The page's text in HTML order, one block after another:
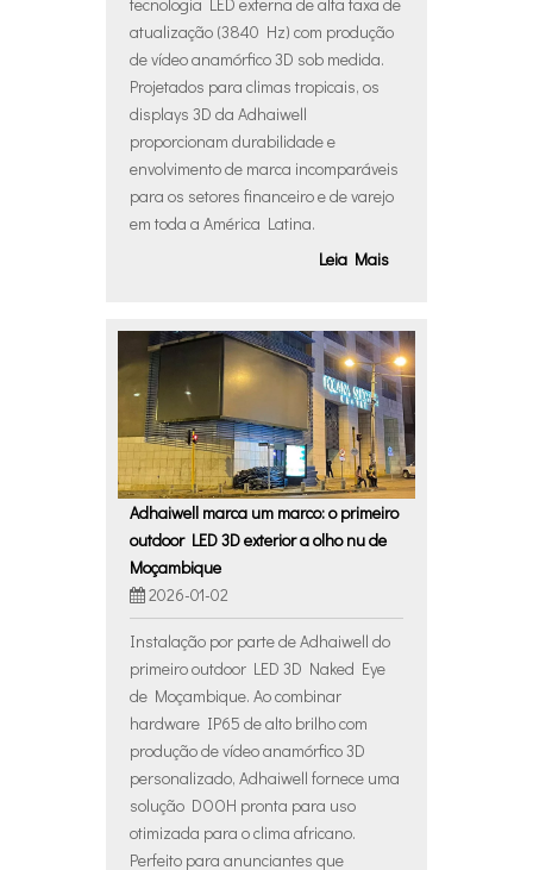
atualização (3840 Hz) com produção
de vídeo anamórfico 3D sob medida.
Projetados para climas tropicais, os
displays 3D da Adhaiwell
proporcionam durabilidade e
envolvimento de marca incomparáveis ​​
para os setores financeiro e de varejo
em toda a América Latina.
Leia Mais
Adhaiwell marca um marco: o primeiro
outdoor LED 3D exterior a olho nu de
Moçambique
2026-01-02
Instalação por parte de Adhaiwell do
primeiro outdoor LED 3D Naked Eye
de Moçambique. Ao combinar
hardware IP65 de alto brilho com
produção de vídeo anamórfico 3D
personalizado, Adhaiwell fornece uma
solução DOOH pronta para uso
otimizada para o clima africano.
Perfeito para anunciantes que